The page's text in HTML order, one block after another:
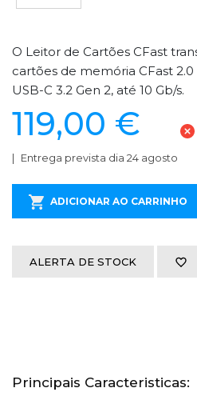
O Leitor de Cartões CFast
cartões de memória CFast
USB-C 3.2 Gen 2, até 10 Gb/s.
119,00 €
Entrega prevista dia 24 agosto
ADICIONAR AO CARRINHO
ALERTA DE STOCK
Principais Caracteristicas: